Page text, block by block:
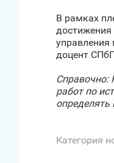
В рамках
достижения
управления
доцент
Справочно:
работ по
определять
Категория